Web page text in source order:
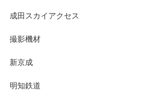
成田スカイアクセス
撮影機材
新京成
明知鉄道